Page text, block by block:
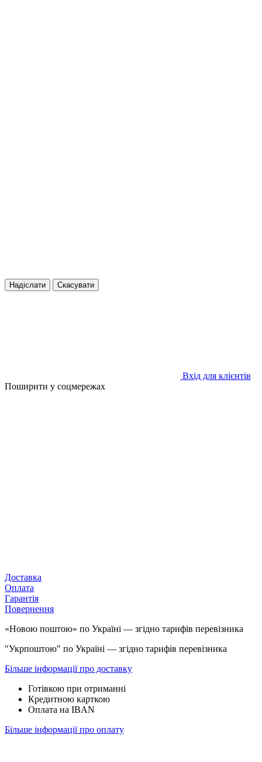
Надіслати Скасувати
Вхід для клієнтів
Поширити у соцмережах
Доставка
Оплата
Гарантія
Повернення
«Новою поштою» по Україні — згідно тарифів перевізника
"Укрпоштою" по Україні — згідно тарифів перевізника
Більше інформації про доставку
Готівкою при отриманні
Кредитною карткою
Оплата на IBAN
Більше інформації про оплату